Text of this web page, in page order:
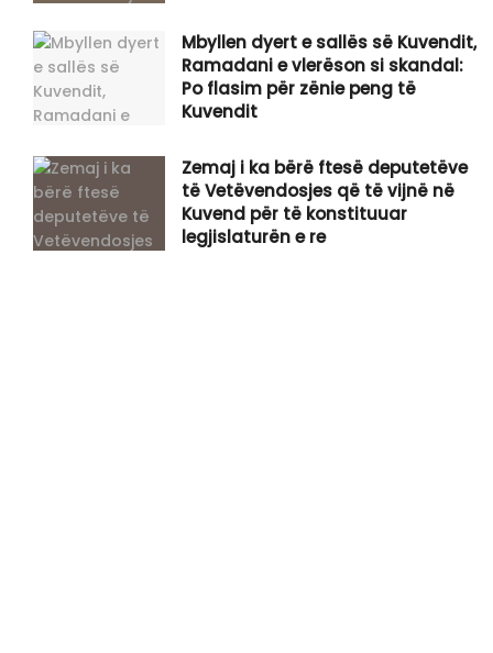
Mbyllen dyert e sallës së Kuvendit,
Ramadani e vlerëson si skandal:
Po flasim për zënie peng të
Kuvendit
Zemaj i ka bërë ftesë deputetëve
të Vetëvendosjes që të vijnë në
Kuvend për të konstituuar
legjislaturën e re